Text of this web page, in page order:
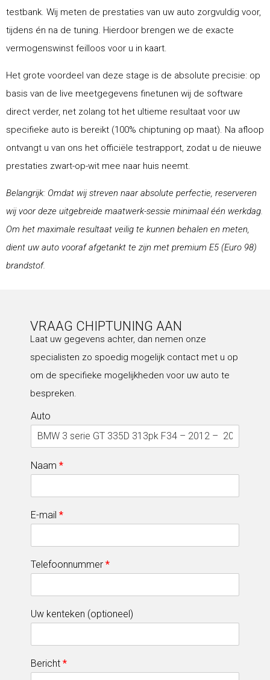
testbank. Wij meten de prestaties van uw auto zorgvuldig voor,
tijdens én na de tuning. Hierdoor brengen we de exacte
vermogenswinst feilloos voor u in kaart.
Het grote voordeel van deze stage is de absolute precisie: op
basis van de live meetgegevens finetunen wij de software
direct verder, net zolang tot het ultieme resultaat voor uw
specifieke auto is bereikt (100% chiptuning op maat). Na afloop
ontvangt u van ons het officiële testrapport, zodat u de nieuwe
prestaties zwart-op-wit mee naar huis neemt.
Belangrijk: Omdat wij streven naar absolute perfectie, reserveren
wij voor deze uitgebreide maatwerk-sessie minimaal één werkdag.
Om het maximale resultaat veilig te kunnen behalen en meten,
dient uw auto vooraf afgetankt te zijn met premium E5 (Euro 98)
brandstof.
VRAAG CHIPTUNING AAN
Laat uw gegevens achter, dan nemen onze
specialisten zo spoedig mogelijk contact met u op
om de specifieke mogelijkheden voor uw auto te
bespreken.
Auto
Naam *
E-mail *
Telefoonnummer *
Uw kenteken (optioneel)
Bericht *